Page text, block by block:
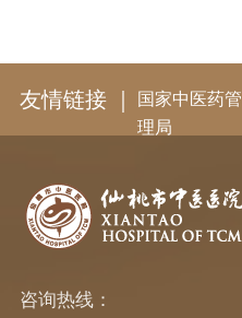
友情链接 ｜
国家中医药管
理局
咨询热线：